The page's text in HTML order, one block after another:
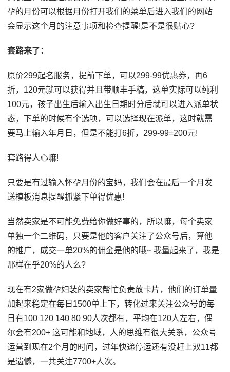
孕的月份可以根据月份打开我们的菜单后进入我们的网站
会显示这个月的注意事项和检查提醒!是不是很贴心?
套路来了：
原价299起名服务，提前下单，可以299-99优惠券，再6
折，120元就可以获得并且带顺丰手稿，这单实际可以纯利
100元，孩子出生后输入出生日期时分后就可以进入派单状
态，下单的时候有个选项，可以选择现在派单，这时就需
要马上输入年月日，但是不能打6折，299-99=200元!
套路得人心嘛!
只要是有过输入怀孕月份的宝妈，我们会在最后一个月发
送模板消息提醒抓紧下单得优惠!
当然卖家是不可能免费给你做好事的，所以嘛，每个卖家
单独一个二维码，只要是他的客户关注了公众号后，算他
的推广，成交一单20%的佣金是他的哦~ 我量起来了，我是
那样在乎20%的人么?
现在有2家做孕妇装的卖家帮忙负责放卡片，他们的订单量
加起来稳定在每日1500单上下，转化过来关注公众号的每
日有100 120 140 80 90人次都有，平均在120人左右，偶
尔会有200+ 这可能和地域，人的思维有很大关系，公众号
运营到现在2个月的时间，过年快递停运还有没赶上双11都
是遗憾，一共关注7700+人次。